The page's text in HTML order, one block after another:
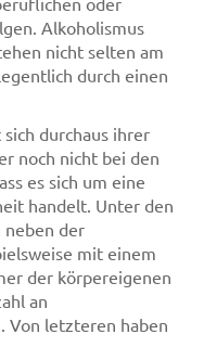
Alkoholismus
nicht selten am
durch einen
durchaus ihrer
noch nicht bei den
es sich um eine
handelt. Unter den
neben der
mit einem
der körpereigenen
an
Von letzteren haben